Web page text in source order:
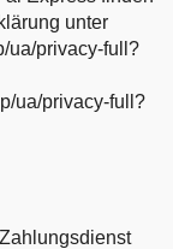
unter
ua/privacy-full?
ua/privacy-full?